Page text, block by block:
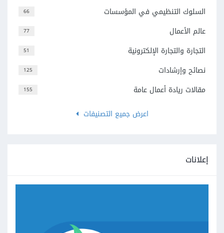
66 السلوك التنظيمي في المؤسسات
77 عالم الأعمال
51 التجارة والتجارة الإلكترونية
125 نصائح وإرشادات
155
مقالات ريادة أعمال عامة
اعرض جميع التصنيفات
إعلانات